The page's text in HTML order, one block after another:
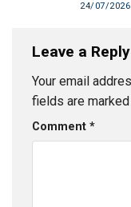
24/07/
Leave a Reply
Your email
fields are marked
Comment *